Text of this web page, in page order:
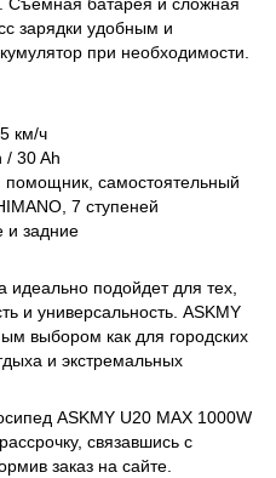
зарядки удобным и
при необходимости.
км/ч
/ 30 Ah
самостоятельный
7 ступеней
и задние
идеально подойдет для тех,
и универсальность. ASKMY
выбором как для городских
и экстремальных
ASKMY U20 MAX 1000W
связавшись с
заказ на сайте.